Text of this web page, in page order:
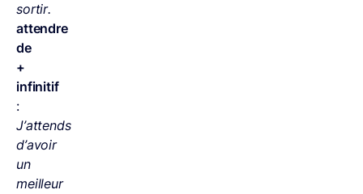
sortir.
attendre
de
+
infinitif
:
J’attends
d’avoir
un
meilleur